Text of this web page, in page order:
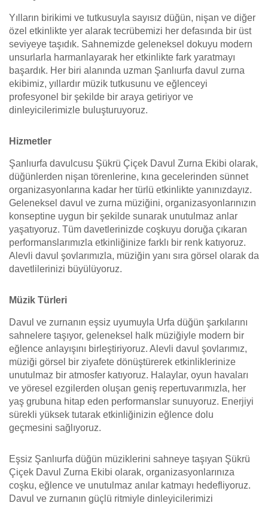
Yılların birikimi ve tutkusuyla sayısız düğün, nişan ve diğer
özel etkinlikte yer alarak tecrübemizi her defasında bir üst
seviyeye taşıdık. Sahnemizde geleneksel dokuyu modern
unsurlarla harmanlayarak her etkinlikte fark yaratmayı
başardık. Her biri alanında uzman Şanlıurfa davul zurna
ekibimiz, yıllardır müzik tutkusunu ve eğlenceyi
profesyonel bir şekilde bir araya getiriyor ve
dinleyicilerimizle buluşturuyoruz.
Hizmetler
Şanlıurfa davulcusu Şükrü Çiçek Davul Zurna Ekibi olarak,
düğünlerden nişan törenlerine, kına gecelerinden sünnet
organizasyonlarına kadar her türlü etkinlikte yanınızdayız.
Geleneksel davul ve zurna müziğini, organizasyonlarınızın
konseptine uygun bir şekilde sunarak unutulmaz anlar
yaşatıyoruz. Tüm davetlerinizde coşkuyu doruğa çıkaran
performanslarımızla etkinliğinize farklı bir renk katıyoruz.
Alevli davul şovlarımızla, müziğin yanı sıra görsel olarak da
davetlilerinizi büyülüyoruz.
Müzik Türleri
Davul ve zurnanın eşsiz uyumuyla Urfa düğün şarkılarını
sahnelere taşıyor, geleneksel halk müziğiyle modern bir
eğlence anlayışını birleştiriyoruz. Alevli davul şovlarımız,
müziği görsel bir ziyafete dönüştürerek etkinliklerinize
unutulmaz bir atmosfer katıyoruz. Halaylar, oyun havaları
ve yöresel ezgilerden oluşan geniş repertuvarımızla, her
yaş grubuna hitap eden performanslar sunuyoruz. Enerjiyi
sürekli yüksek tutarak etkinliğinizin eğlence dolu
geçmesini sağlıyoruz.
Eşsiz Şanlıurfa düğün müziklerini sahneye taşıyan Şükrü
Çiçek Davul Zurna Ekibi olarak, organizasyonlarınıza
coşku, eğlence ve unutulmaz anılar katmayı hedefliyoruz.
Davul ve zurnanın güçlü ritmiyle dinleyicilerimizi